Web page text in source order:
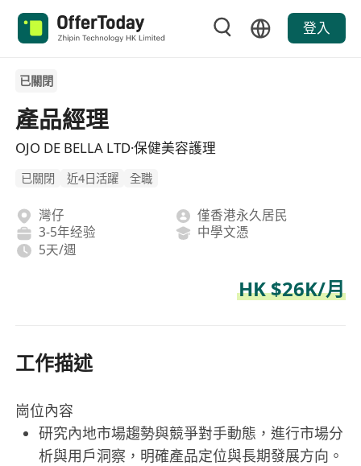
登入
已關閉
產品經理
OJO DE BELLA LTD·保健美容護理
已關閉 近4日活躍 全職
灣仔
僅香港永久居民
3-5年经验
中學文憑
5天/週
HK $26K/月
工作描述
崗位內容
研究內地市場趨勢與競爭對手動態，進行市場分
析與用戶洞察，明確產品定位與長期發展方向。